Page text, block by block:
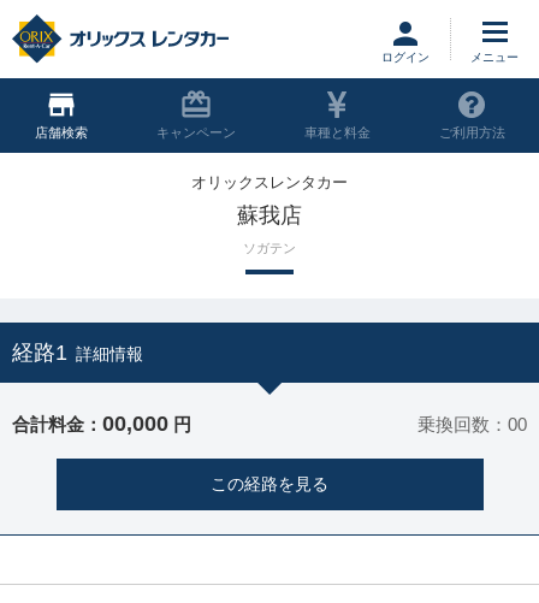
ログイン
店舗 キャンペーン 車種と料金 ご利用方法
オリックスレンタカー
蘇我店
ソガテン
経路1 詳細情報
合計料金： 00,000 円 乗換回数：00
この経路を見る